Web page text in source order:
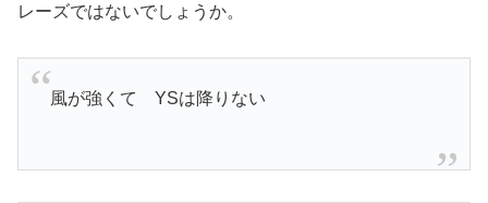
レーズではないでしょうか。
風が強くて YSは降りない